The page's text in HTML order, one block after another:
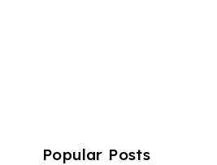
Popular Posts